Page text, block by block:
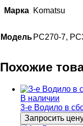
Марка Komatsu
Модель PC270-7,
Похожие
В наличии
3-e Водило в
Запросить